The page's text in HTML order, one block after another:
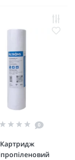
0
Картридж